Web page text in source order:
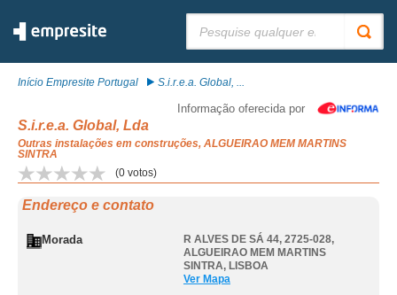
Início Empresite Portugal S.i.r.e.a. Global, ...
Informação oferecida por
S.i.r.e.a. Global, Lda
Outras instalações em construções, ALGUEIRAO MEM MARTINS
SINTRA
(0 votos)
Endereço e contato
Morada R ALVES DE SÁ 44, 2725-028,
ALGUEIRAO MEM MARTINS
SINTRA, LISBOA
Ver Mapa